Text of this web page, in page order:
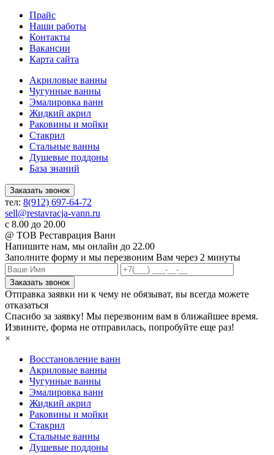
Прайс
Наши работы
Контакты
Вакансии
Карта сайта
Акриловые ванны
Чугунные ванны
Эмалировка ванн
Жидкий акрил
Раковины и мойки
Стакрил
Стальные ванны
Душевые поддоны
База знаний
Заказать звонок
тел: 8(912) 697-64-72
sell@restavracja-vann.ru
с 8.00 до 20.00
@ ТОВ Реставрация Ванн
Напишите нам, мы онлайн до 22.00
Заполните форму и мы перезвоним Вам через 2 минуты
Заказать звонок
Отправка заявки ни к чему не обязыват, вы всегда можете
отказаться
Спасибо за заявку! Мы перезвоним вам в ближайшее время.
Извините, форма не отправилась, попробуйте еще раз!
×
Восстановление ванн
Акриловые ванны
Чугунные ванны
Эмалировка ванн
Жидкий акрил
Раковины и мойки
Стакрил
Стальные ванны
Душевые поддоны